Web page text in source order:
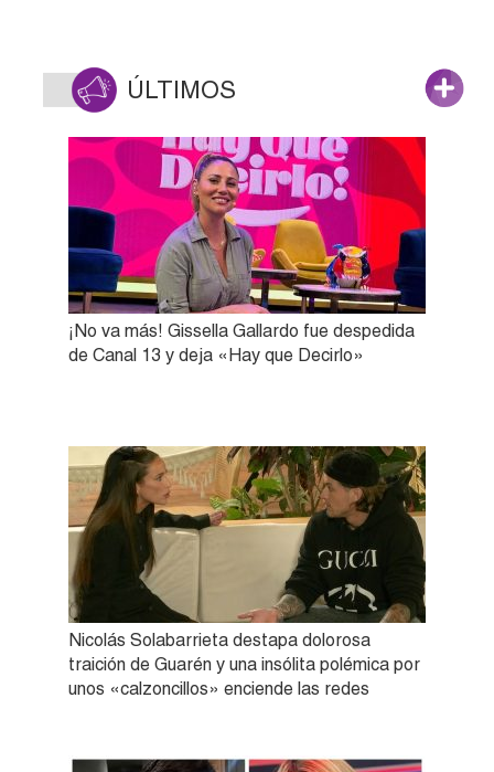
ÚLTIMOS
¡No va más! Gissella Gallardo fue despedida
de Canal 13 y deja «Hay que Decirlo»
Nicolás Solabarrieta destapa dolorosa
traición de Guarén y una insólita polémica por
unos «calzoncillos» enciende las redes